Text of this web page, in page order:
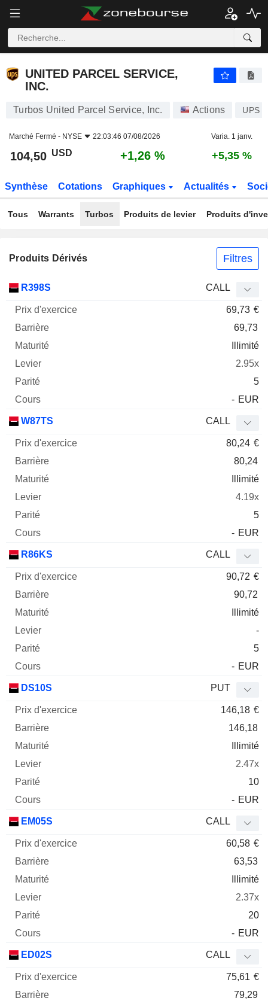
UNITED PARCEL SERVICE,
INC.
Turbos United Parcel Service, Inc. Actions UPS
Marché Fermé - NYSE 22:03:46 07/08/2026 Varia. 1 janv.
104,50 USD +1,26 % +5,35 %
Synthèse Cotations Graphiques Actualités
Tous Warrants Turbos Produits de levier Produits
Produits Dérivés Filtres
Mnemo Type
R398S CALL
69,73 €
69,73
Illimité
2.95x
5
- EUR
W87TS CALL
80,24 €
80,24
Illimité
4.19x
5
- EUR
R86KS CALL
90,72 €
90,72
Illimité
-
5
- EUR
DS10S PUT
146,18 €
146,18
Illimité
2.47x
10
- EUR
EM05S CALL
60,58 €
63,53
Illimité
2.37x
20
- EUR
ED02S CALL
75,61 €
79,29